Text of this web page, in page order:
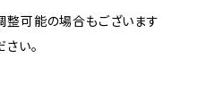
整可能の場合もございます
い。